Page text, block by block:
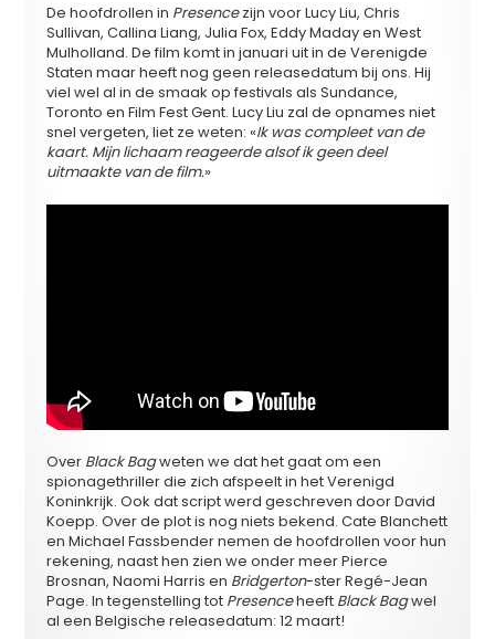
De hoofdrollen in Presencezijn voor Lucy Liu, Chris
Sullivan, Callina Liang, Julia Fox, Eddy Maday en West
Mulholland. De film komt in januari uit in de Verenigde
Staten maar heeft nog geen releasedatum bij ons. Hij
viel wel al in de smaak op festivals als Sundance,
Toronto en Film Fest Gent. Lucy Liu zal de opnames niet
snel vergeten, liet ze weten: «Ik was compleet van de
kaart. Mijn lichaam reageerde alsof ik geen deel
uitmaakte van de film.»
Over Black Bagweten we dat het gaat om een
spionagethriller die zich afspeelt in het Verenigd
Koninkrijk. Ook dat script werd geschreven door David
Koepp. Over de plot is nog niets bekend. Cate Blanchett
en Michael Fassbender nemen de hoofdrollen voor hun
rekening, naast hen zien we onder meer Pierce
Brosnan, Naomi Harris en Bridgerton-ster Regé-Jean
Page. In tegenstelling tot Presenceheeft Black Bagwel
al een Belgische releasedatum: 12 maart!